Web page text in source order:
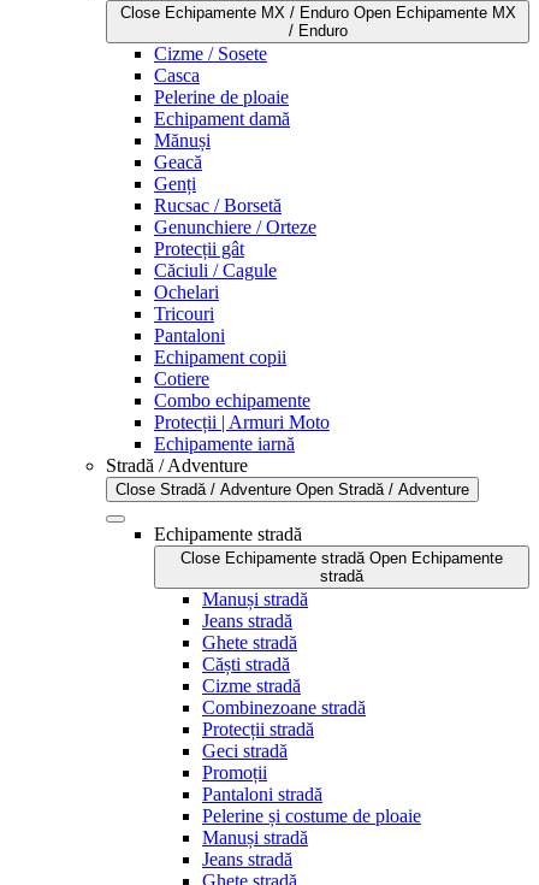
Close Echipamente MX / Enduro Open Echipamente MX
/ Enduro
Cizme / Sosete
Casca
Pelerine de ploaie
Echipament damă
Mănuși
Geacă
Genți
Rucsac / Borsetă
Genunchiere / Orteze
Protecții gât
Căciuli / Cagule
Ochelari
Tricouri
Pantaloni
Echipament copii
Cotiere
Combo echipamente
Protecții | Armuri Moto
Echipamente iarnă
Stradă / Adventure
Close Stradă / Adventure Open Stradă / Adventure
Echipamente stradă
Close Echipamente stradă Open Echipamente
stradă
Manuși stradă
Jeans stradă
Ghete stradă
Căști stradă
Cizme stradă
Combinezoane stradă
Protecții stradă
Geci stradă
Promoții
Pantaloni stradă
Pelerine și costume de ploaie
Manuși stradă
Jeans stradă
Ghete stradă